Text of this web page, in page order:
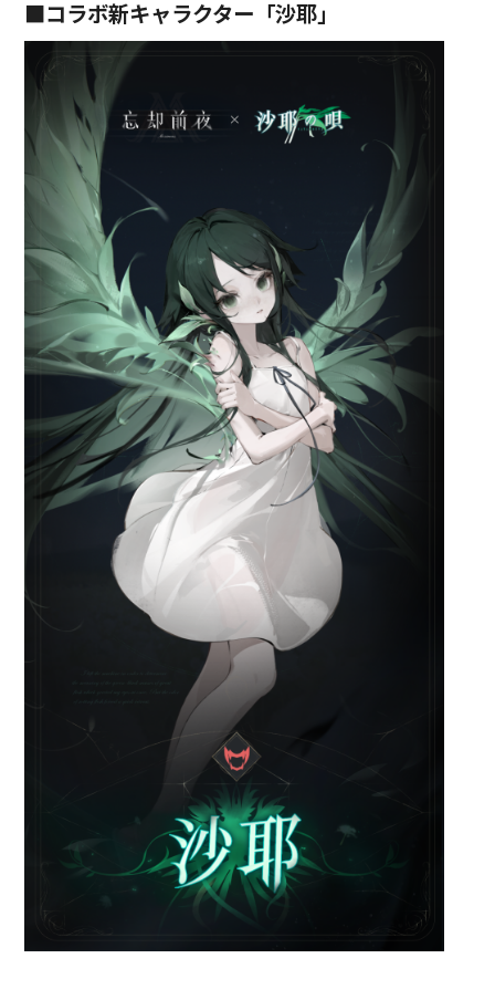
■コラボ新キャラクター「沙耶」